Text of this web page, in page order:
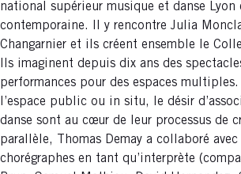
national supérieur musique et danse Lyon
contemporaine. Il y rencontre Julia
Changarnier et ils créent ensemble le
Ils imaginent depuis dix ans des
performances pour des espaces
l’espace public ou in situ, le désir
danse sont au cœur de leur processus de
parallèle, Thomas Demay a collaboré
chorégraphes en tant qu’interprète